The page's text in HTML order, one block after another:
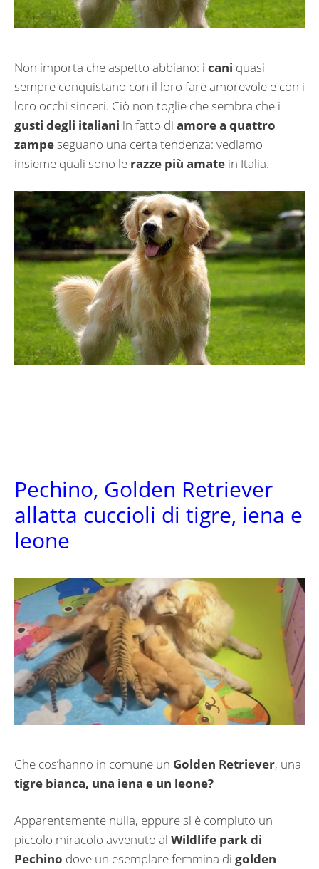
Non importa che aspetto abbiano: i cani quasi
sempre conquistano con il loro fare amorevole e con i
loro occhi sinceri. Ciò non toglie che sembra che i
gusti degli italiani in fatto di amore a quattro
zampeseguano una certa tendenza: vediamo
insieme quali sono le razze più amate in Italia.
Pechino, Golden Retriever
allatta cuccioli di tigre, iena e
leone
Che cos’hanno in comune un Golden Retriever, una
tigre bianca, una iena e un leone?
Apparentemente nulla, eppure si è compiuto un
piccolo miracolo avvenuto al Wildlife park di
Pechino dove un esemplare femmina di golden